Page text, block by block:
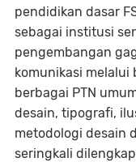
pendidikan dasar
sebagai institusi
pengembangan
komunikasi melalui
berbagai PTN
desain, tipografi,
metodologi desain
seringkali